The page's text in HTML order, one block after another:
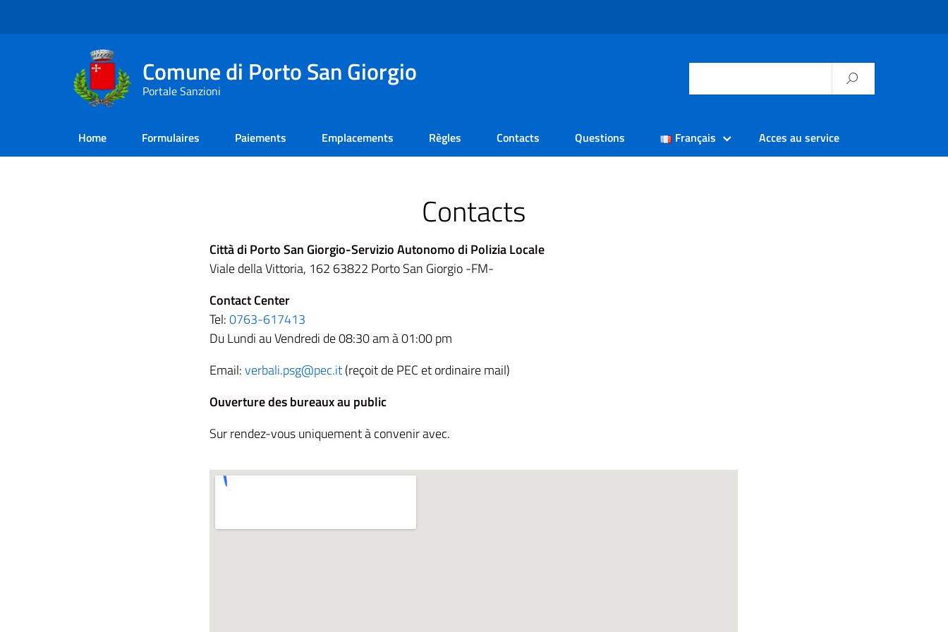
Comune di Porto San Giorgio
Portale Sanzioni
Home Formulaires Paiements​ Emplacements Règles Contacts Questions Français Acces au service
Contacts
Città di Porto San Giorgio-Servizio Autonomo di Polizia Locale
Viale della Vittoria, 162 63822 Porto San Giorgio -FM-
Contact Center
Tel:0763-617413
Du Lundi au Vendredi de 08:30 am à 01:00 pm
Email:verbali.psg@pec.it(reçoit de PEC et ordinaire mail)
Ouverture des bureaux au public
Sur rendez-vous uniquement à convenir avec.